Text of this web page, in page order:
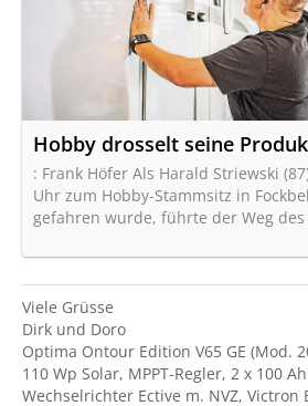
Hobby drosselt seine
: Frank Höfer Als Harald Striewski
Uhr zum Hobby-Stammsitz in
gefahren wurde, führte der Weg
Viele Grüsse
Dirk und Doro
Optima Ontour Edition V65 GE (Mod.
110 Wp Solar, MPPT-Regler, 2 x 100 Ah
Wechselrichter Ective m. NVZ, Victron